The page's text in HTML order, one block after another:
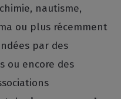
nautisme,
ou plus récemment
par des
ou encore des